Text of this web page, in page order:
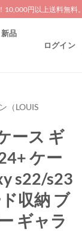
円以上送料無料。
新品
ログイン
（LOUIS
ース ギ
ケー
s22/s23
収納 ブ
ギャラ